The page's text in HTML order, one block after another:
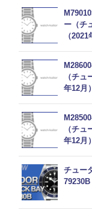
ー（チ
（2021
（チ
年12月）
（チ
年12月）
チュー